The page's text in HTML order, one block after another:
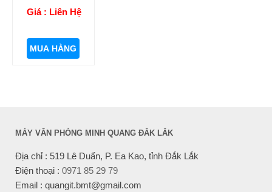
Giá : Liên Hệ
MUA HÀNG
MÁY VĂN PHÒNG MINH QUANG ĐẮK LẮK
Địa chỉ : 519 Lê Duẩn, P. Ea Kao, tỉnh Đắk Lắk
Điện thoại : 0971 85 29 79
Email : quangit.bmt@gmail.com